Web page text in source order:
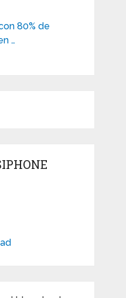
80% de
…